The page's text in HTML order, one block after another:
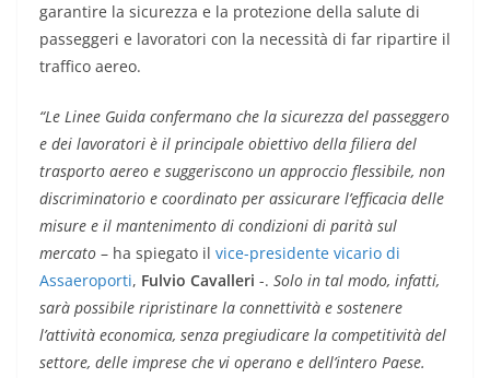
garantire la sicurezza e la protezione della salute di
passeggeri e lavoratori con la necessità di far ripartire il
traffico aereo.
“Le Linee Guida confermano che la sicurezza del passeggero
e dei lavoratori è il principale obiettivo della filiera del
trasporto aereo e suggeriscono un approccio flessibile, non
discriminatorio e coordinato per assicurare l’efficacia delle
misure e il mantenimento di condizioni di parità sul
mercato – ha spiegato il vice-presidente vicario di
Assaeroporti, Fulvio Cavalleri -. Solo in tal modo, infatti,
sarà possibile ripristinare la connettività e sostenere
l’attività economica, senza pregiudicare la competitività del
settore, delle imprese che vi operano e dell’intero Paese.